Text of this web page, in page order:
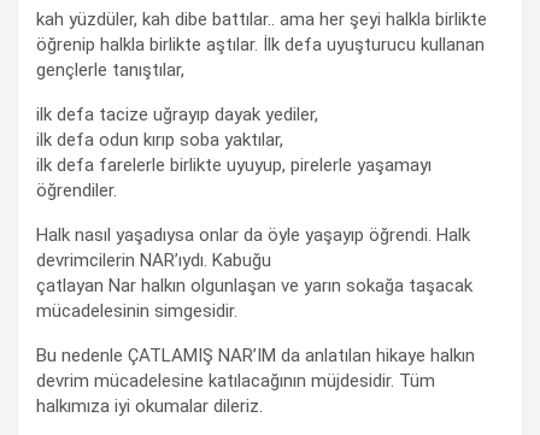
kah yüzdüler, kah dibe battılar.. ama her şeyi halkla birlikte
öğrenip halkla birlikte aştılar. İlk defa uyuşturucu kullanan
gençlerle tanıştılar,
ilk defa tacize uğrayıp dayak yediler,
ilk defa odun kırıp soba yaktılar,
ilk defa farelerle birlikte uyuyup, pirelerle yaşamayı
öğrendiler.
Halk nasıl yaşadıysa onlar da öyle yaşayıp öğrendi. Halk
devrimcilerin NAR’ıydı. Kabuğu
çatlayan Nar halkın olgunlaşan ve yarın sokağa taşacak
mücadelesinin simgesidir.
Bu nedenle ÇATLAMIŞ NAR’IM da anlatılan hikaye halkın
devrim mücadelesine katılacağının müjdesidir. Tüm
halkımıza iyi okumalar dileriz.